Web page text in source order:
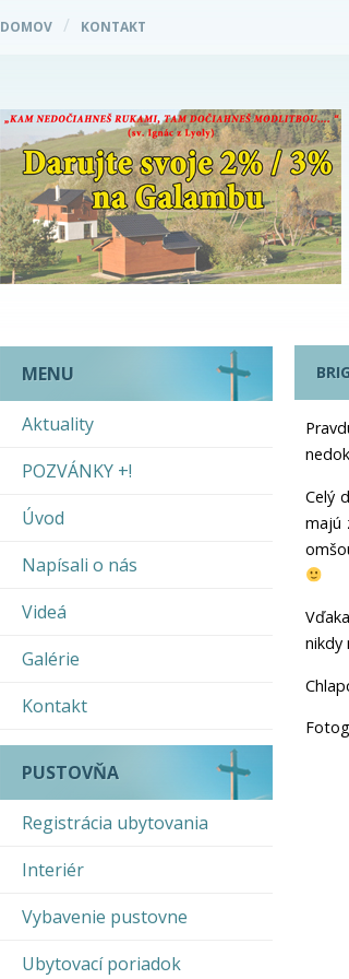
DOMOV KONTAKT
MENU
Aktuality
POZVÁNKY +!
Úvod
Napísali o nás
Videá
Galérie
Kontakt
PUSTOVŇA
Registrácia ubytovania
Interiér
Vybavenie pustovne
Ubytovací poriadok
Celý
majú
nikdy